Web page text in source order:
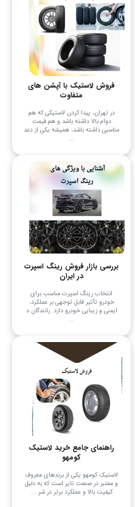
فروش لاستیک با آپشن های
متفاوت
در تهران، پیدا کردن لاستیکی که هم
دوام بالا داشته باشد و هم قیمت
مناسبی داشته باشد، همیشه یکی از دغد
...
بررسی بازار فروش رینگ اسپرت
در ایران
انتخاب رینگ اسپرت مناسب برای
خودرو تأثیر قابل توجهی بر عملکرد،
ایمنی و زیبایی خودرو دارد. رانندگان د
...
راهنمای جامع خرید لاستیک
کومهو
لاستیک کومهو یکی از برندهای معروف
و معتبر در صنعت تایر است که به دلیل
کیفیت بالا و عملکرد برتر در شر ...